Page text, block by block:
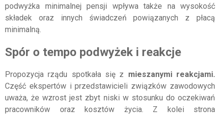
podwyżka minimalnej pensji wpływa także na wysokość
składek oraz innych świadczeń powiązanych z płacą
minimalną.
Spór o tempo podwyżek i reakcje
Propozycja rządu spotkała się z mieszanymi reakcjami.
Część ekspertów i przedstawicieli związków zawodowych
uważa, że wzrost jest zbyt niski w stosunku do oczekiwań
pracowników oraz kosztów życia. Z kolei strona